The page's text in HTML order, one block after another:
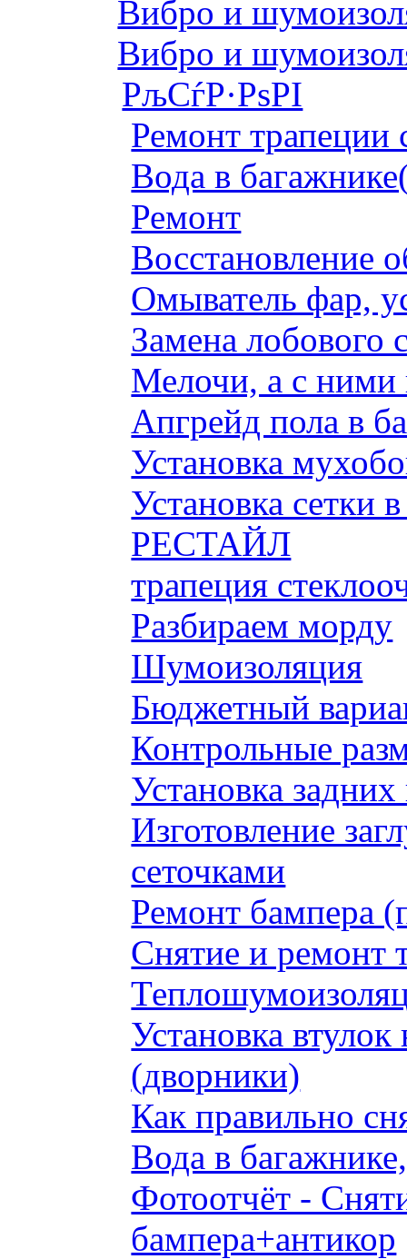
Вибро и
Вибро и
РљСѓР·РѕРІ
Ремонт трапеции
Вода в
Ремонт
Восстановление
Омыватель фар,
Замена лобового
Мелочи, а с ними
Апгрейд пола в
Установка
Установка сетки
РЕСТАЙЛ
трапеция
Разбираем морду
Шумоизоляция
Бюджетный
Контрольные
Установка
Изготовление
сеточками
Ремонт бампера
Снятие и ремонт
Установка втулок
(дворники)
Как правильно
Вода в
Фотоотчёт -
бампера+антикор